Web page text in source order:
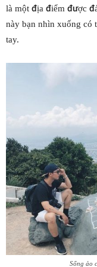
là một địa điểm được
này bạn nhìn xuống có
tay.
Sống ảo